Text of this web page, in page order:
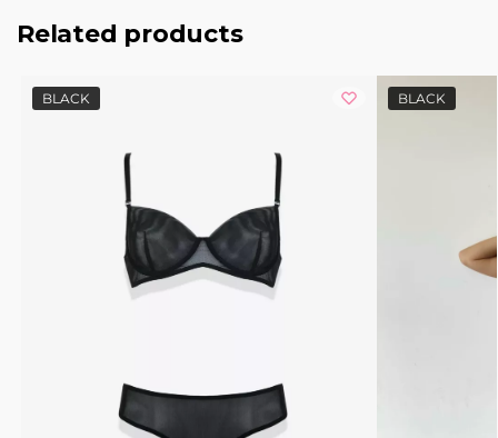
Related products
BLACK BLACK